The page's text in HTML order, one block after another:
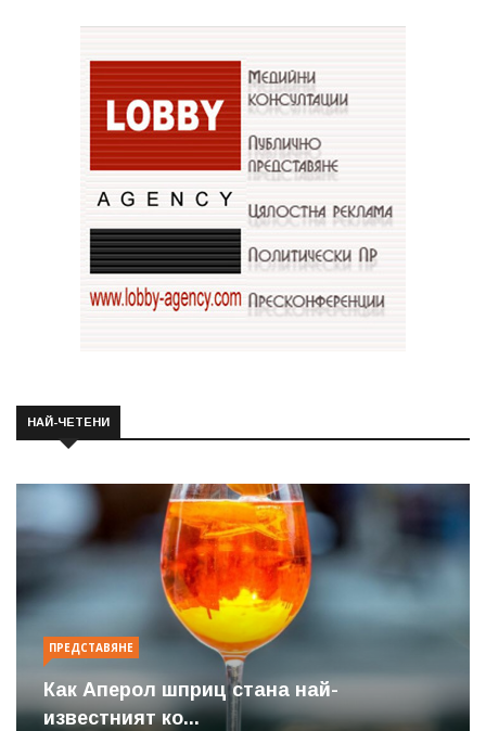
НАЙ-ЧЕТЕНИ
ПРЕДСТАВЯНЕ
Как Аперол шприц стана най-
известният ко...